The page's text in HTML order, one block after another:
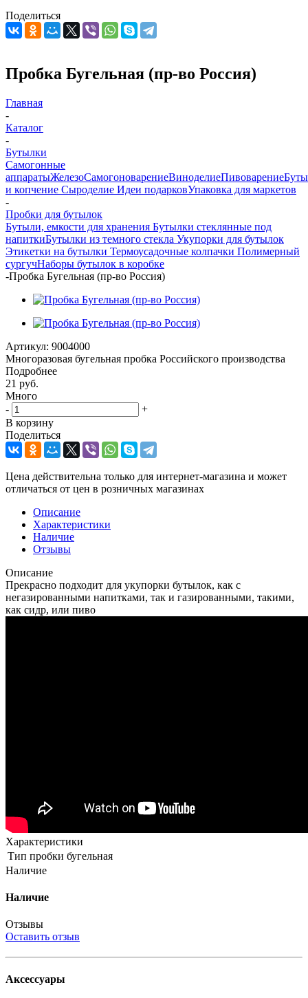
Поделиться
Пробка Бугельная (пр-во Россия)
Главная
-
Каталог
-
Бутылки
Самогонные
аппаратыЖелезоСамогоноварениеВиноделиеПивоварение
и копчение Сыроделие Идеи подарковУпаковка для маркетов
-
Пробки для бутылок
Бутыли, емкости для хранения Бутылки стеклянные под
напиткиБутылки из темного стекла Укупорки для бутылок
Этикетки на бутылки Термоусадочные колпачки Полимерный
сургучНаборы бутылок в коробке
-Пробка Бугельная (пр-во Россия)
Артикул: 9004000
Многоразовая бугельная пробка Российского производства
Подробнее
21 руб.
Много
-
+
В корзину
Поделиться
Цена действительна только для интернет-магазина и может
отличаться от цен в розничных магазинах
Описание
Характеристики
Наличие
Отзывы
Описание
Прекрасно подходит для укупорки бутылок, как с
негазированными напитками, так и газированными, такими,
как сидр, или пиво
Характеристики
Тип пробки бугельная
Наличие
Наличие
Отзывы
Оставить отзыв
Аксессуары